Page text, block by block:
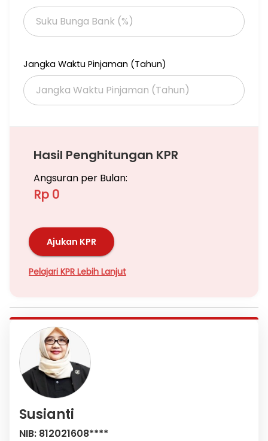
Jangka Waktu Pinjaman (Tahun)
Hasil Penghitungan KPR
Angsuran per Bulan:
Rp 0
Ajukan KPR
Pelajari KPR Lebih Lanjut
Susianti
NIB: 812021608****